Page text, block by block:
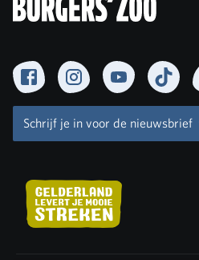
FacebookInstagramYouTubeTikTok
Schrijf je in voor de nieuwsbrief